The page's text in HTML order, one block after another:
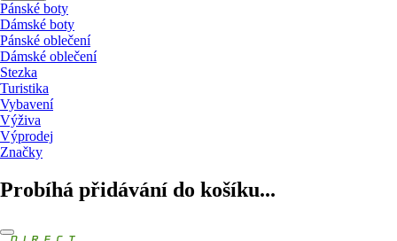
Pánské boty
Dámské boty
Pánské oblečení
Dámské oblečení
Stezka
Turistika
Vybavení
Výživa
Výprodej
Značky
Probíhá přidávání do košíku...